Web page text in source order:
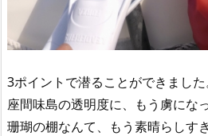
3ポイントで潜ることができました
座間味島の透明度に、もう虜にな
珊瑚の棚なんて、もう素晴らしす